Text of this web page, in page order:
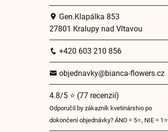
Gen.Klapálka 853
27801 Kralupy nad Vltavou
+420 603 210 856
objednavky@bianca-flowers.cz
4.8/5 ⭐ (77 recenzií)
Odporučil by zákazník kvetinárstvo po
dokončení objednávky? ÁNO = 5⭐, NIE = 1⭐